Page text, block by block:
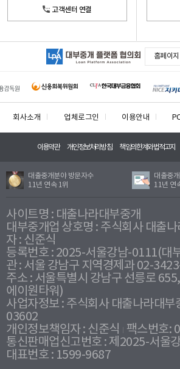
고객센터 연결
홈페이지
회사소개 업체로그인 이용안내
이용약관 개인정보처리방침 책임의한계와법적고지
대출중개분야 방문자수
11년 연속 1위
대출중
11년 연
사이트명 : 대출나라대부중개
대부중개업 상호명 : 주식회사 대출
자 : 신준식
등록번호 : 2025-서울강남-0111(대
관 : 서울 강남구 지역경제과 02-
주소 : 서울특별시 강남구 선릉로
에이원타워)
사업자정보 : 주식회사 대출나라대
03602
개인정보책임자 : 신준식
팩스번호:
통신판매업신고번호 : 제2025-서울
대표번호 : 1599-9687